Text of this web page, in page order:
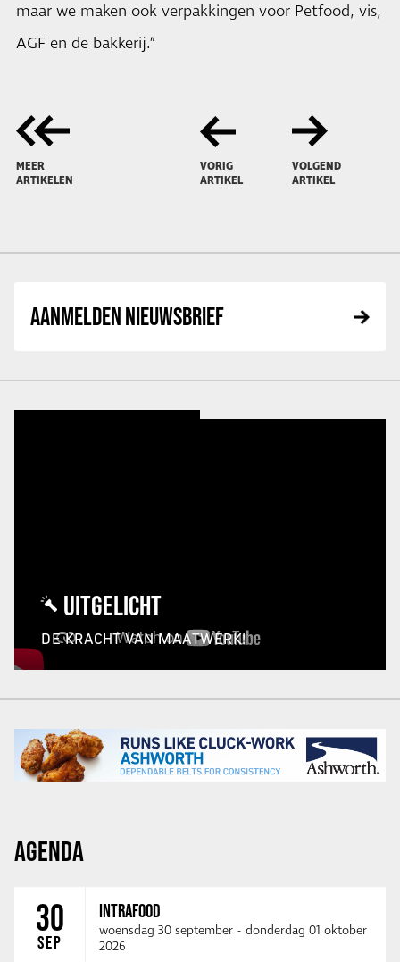
maar we maken ook verpakkingen voor Petfood, vis,
AGF en de bakkerij.”
MEER
ARTIKELEN
VORIG
ARTIKEL
VOLGEND
ARTIKEL
AANMELDEN NIEUWSBRIEF
UITGELICHT
DE KRACHT VAN MAATWERK!
AGENDA
30
SEP
INTRAFOOD
woensdag 30 september - donderdag 01 oktober
2026